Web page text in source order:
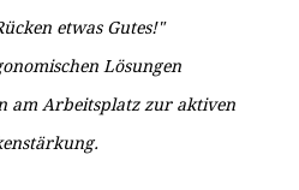
etwas Gutes!"
Lösungen
am Arbeitsplatz zur aktiven